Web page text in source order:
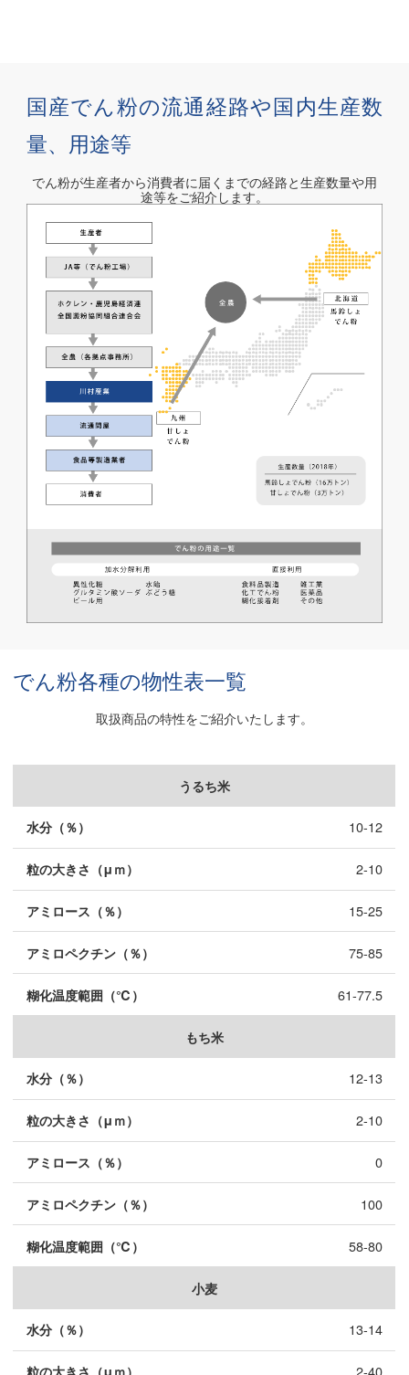
国産でん粉の流通経路や国内生産数
量、用途等
でん粉が生産者から消費者に届くまでの経路と生産数量や用
途等をご紹介します。
でん粉各種の物性表一覧
取扱商品の特性をご紹介いたします。
うるち米
10-12
2-10
15-25
75-85
61-77.5
もち米
12-13
2-10
0
100
58-80
小麦
13-14
2-40